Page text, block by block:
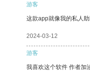
游客
这款app就像我的私人
2024-03-12
游客
我喜欢这个软件 作者加